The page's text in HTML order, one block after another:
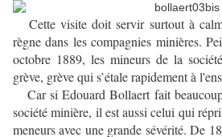
Cette visite doit servir surtout à
règne dans les compagnies minières.
octobre 1889, les mineurs de la
grève, grève qui s’étale rapidement à
Car si Edouard Bollaert fait
société minière, il est aussi celui qui
meneurs avec une grande sévérité. De